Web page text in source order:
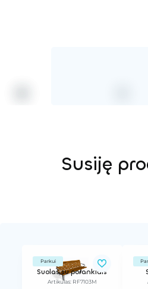
Susiję
Parkui
Suolas su porankiais
Artikulas: RF7103M